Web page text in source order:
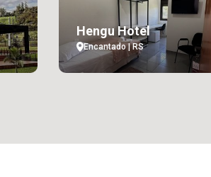
Hengu Hotel
Encantado | RS